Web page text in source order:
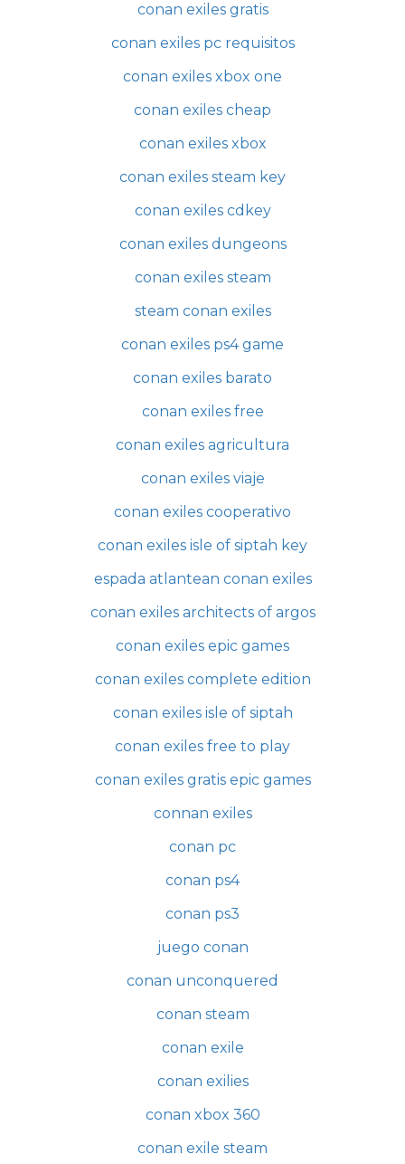
conan exiles gratis
conan exiles pc requisitos
conan exiles xbox one
conan exiles cheap
conan exiles xbox
conan exiles steam key
conan exiles cdkey
conan exiles dungeons
conan exiles steam
steam conan exiles
conan exiles ps4 game
conan exiles barato
conan exiles free
conan exiles agricultura
conan exiles viaje
conan exiles cooperativo
conan exiles isle of siptah key
espada atlantean conan exiles
conan exiles architects of argos
conan exiles epic games
conan exiles complete edition
conan exiles isle of siptah
conan exiles free to play
conan exiles gratis epic games
connan exiles
conan pc
conan ps4
conan ps3
juego conan
conan unconquered
conan steam
conan exile
conan exilies
conan xbox 360
conan exile steam